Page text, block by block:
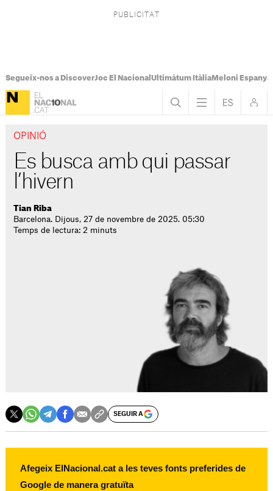
Segueix-nos a DiscoverJoc El Nacional Ultimàtum ItàliaMeloni Espanya
OPINIÓ
Es busca amb qui passar
l’hivern
Tian Riba
Barcelona. Dijous, 27 de novembre de 2025. 05:30
Temps de lectura: 2 minuts
SEGUIR A
Afegeix ElNacional.cat a les teves fonts preferides de
Google de manera gratuïta